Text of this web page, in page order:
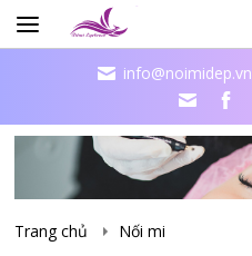
info@noimidep.vn
Trang chủ Nối mi